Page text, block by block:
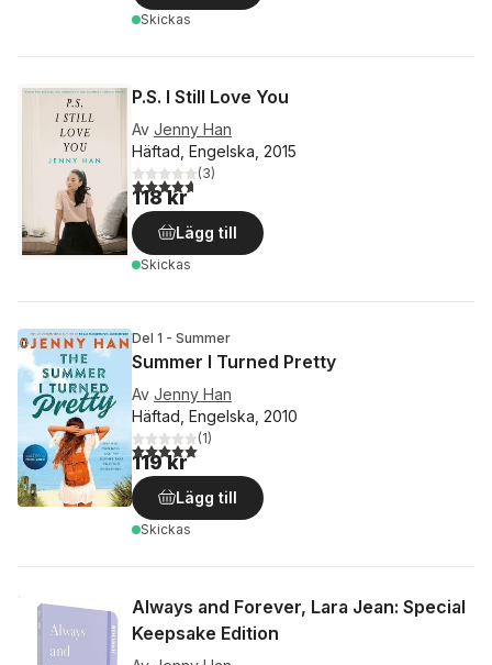
Skickas
P.S. I Still Love You
Av Jenny Han
Häftad, Engelska, 2015
4,7utav 5 stjärnor. Totalt antal röster:
(3)
118 kr
Lägg till
Skickas
Del 1 - Summer
Summer I Turned Pretty
Av Jenny Han
Häftad, Engelska, 2010
5,0utav 5 stjärnor. Totalt antal röster:
(1)
119 kr
Lägg till
Skickas
Always and Forever, Lara Jean: Special
Keepsake Edition